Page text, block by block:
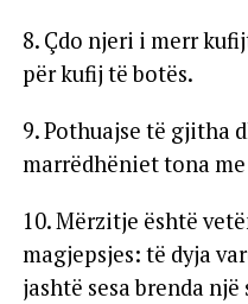
8. Çdo njeri i merr
për kufij të botës.
9. Pothuajse të gjitha
marrëdhëniet tona
10. Mërzitje është
magjepsjes: të dyja
jashtë sesa brenda